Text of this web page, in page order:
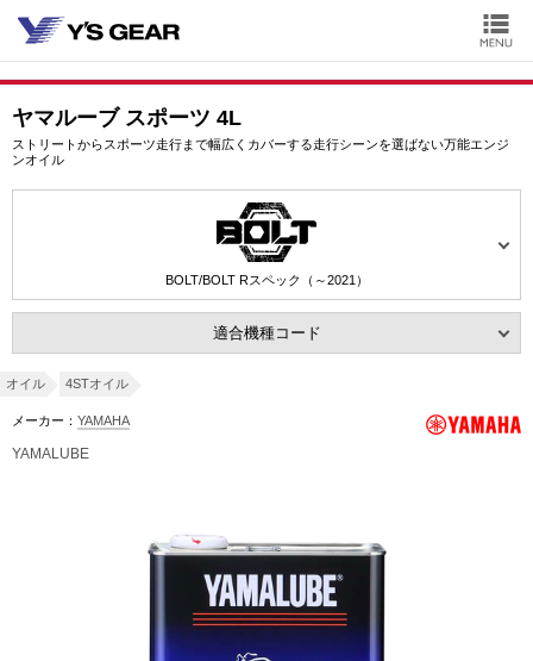
ヤマルーブ スポーツ 4L
ストリートからスポーツ走行まで幅広くカバーする走行シーンを選ばない万能エンジ
ンオイル
BOLT/BOLT Rスペック（～2021）
適合機種コード
オイル 4STオイル
メーカー： YAMAHA
YAMALUBE